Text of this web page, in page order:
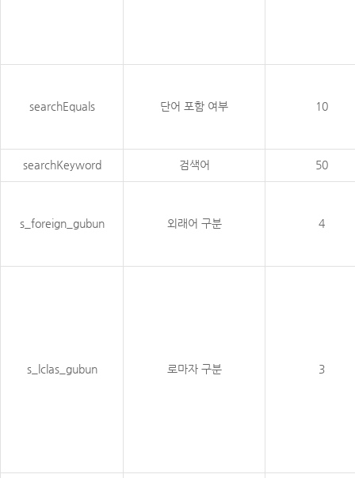
searchEquals 단어 포함 여부 10
searchKeyword 검색어 50
s_foreign_gubun 외래어 구분 4
s_lclas_gubun 로마자 구분 3